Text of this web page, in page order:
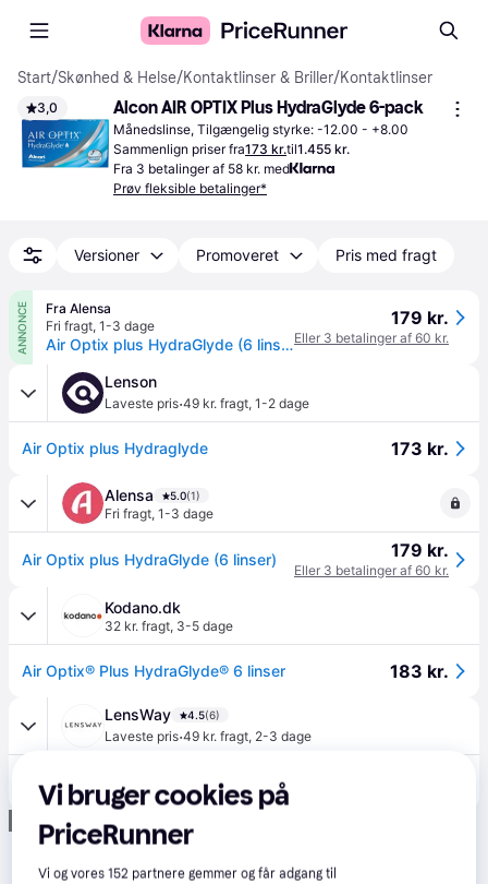
Start/Skønhed & Helse/Kontaktlinser & Briller/Kontaktlinser
3,0 Alcon AIR OPTIX Plus HydraGlyde 6-pack
Månedslinse, Tilgængelig styrke: -12.00 - +8.00
Sammenlign priser fra173 kr.til1.455 kr.
Fra 3 betalinger af 58 kr. med
Prøv fleksible betalinger*
Versioner Promoveret Pris med fragt
ANNONCE
Fra Alensa
Fri fragt, 1-3 dage
Air Optix plus HydraGlyde (6 linser)
179 kr.
Eller 3 betalinger af 60 kr.
Lenson
Laveste pris·49 kr. fragt, 1-2 dage
Air Optix plus Hydraglyde 173 kr.
Alensa 5.0(1)
Fri fragt, 1-3 dage
Air Optix plus HydraGlyde (6 linser) 179 kr.
Eller 3 betalinger af 60 kr.
Kodano.dk
32 kr. fragt, 3-5 dage
Air Optix® Plus HydraGlyde® 6 linser 183 kr.
LensWay 4.5(6)
Laveste pris·49 kr. fragt, 2-3 dage
Air Optix Plus Hydraglyde - 6
Annonce
Vi bruger cookies på
PriceRunner
Vi og vores152 partnere gemmer og får adgang til